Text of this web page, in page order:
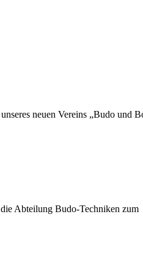
neuen Vereins „Budo und
Abteilung Budo-Techniken zum